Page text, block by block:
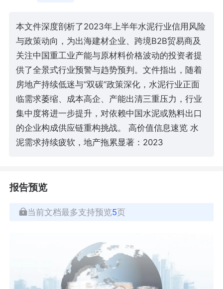
本文件深度剖析了2023年上半年水泥行业信用风险
与政策动向，为出海建材企业、跨境B2B贸易商及
关注中国重工业产能与原材料价格波动的投资者提
供了全景式行业预警与趋势预判。文件指出，随着
房地产持续低迷与“双碳”政策深化，水泥行业正面
临需求萎缩、成本高企、产能出清三重压力，行业
集中度将进一步提升，对依赖中国水泥或熟料出口
的企业构成供应链重构挑战。 高价值信息速览 水
泥需求持续疲软，地产拖累显著：2023
报告预览
当前文档最多支持预览5页